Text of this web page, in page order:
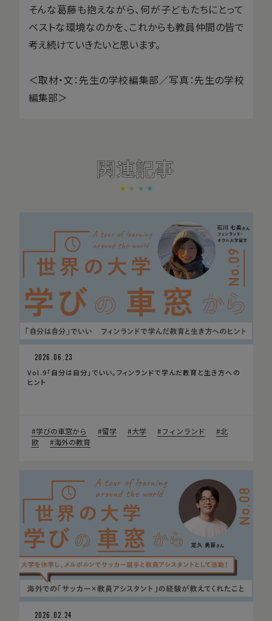
そんな葛藤も抱えながら、何が子どもたちにとって
ベストな環境なのかを、これからも教員仲間の皆で
考え続けていきたいと思います。
＜取材・文：先生の学校編集部／写真：先生の学校
編集部＞
関連記事
2026.06.23
Vol.9「自分は自分」でいい。フィンランドで学んだ教育と生き方への
ヒント
学びの車窓から 留学 大学 フィンランド
北
欧
海外の教育
2026.02.24